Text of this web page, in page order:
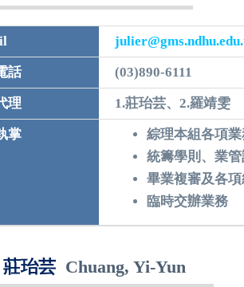
話 (03)890-6111
理 1.莊珆芸、2.羅靖雯
掌
綜理本組各項業
統籌學則、業
畢業複審及各
臨時交辦業務
珆芸 Chuang, Yi-Yun